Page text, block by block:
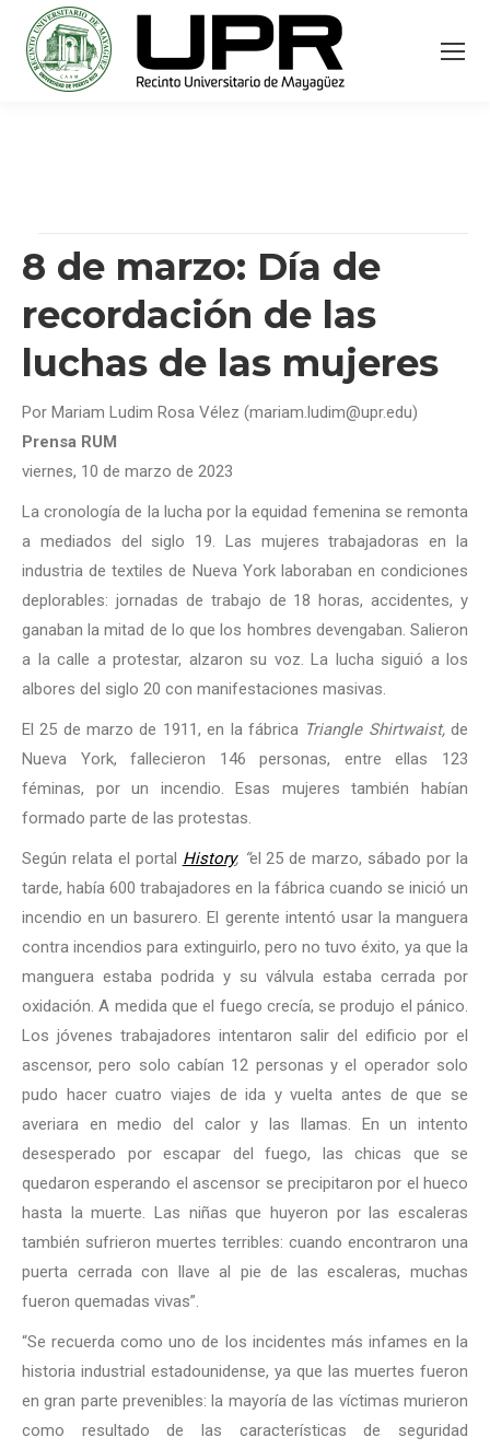
8 de marzo: Día de
recordación de las
luchas de las mujeres
Por Mariam Ludim Rosa Vélez (mariam.ludim@upr.edu)
Prensa RUM
viernes, 10 de marzo de 2023
La cronología de la lucha por la equidad femenina se remonta
a mediados del siglo 19. Las mujeres trabajadoras en la
industria de textiles de Nueva York laboraban en condiciones
deplorables: jornadas de trabajo de 18 horas, accidentes, y
ganaban la mitad de lo que los hombres devengaban. Salieron
a la calle a protestar, alzaron su voz. La lucha siguió a los
albores del siglo 20 con manifestaciones masivas.
El 25 de marzo de 1911, en la fábrica Triangle Shirtwaist,de
Nueva York, fallecieron 146 personas, entre ellas 123
féminas, por un incendio. Esas mujeres también habían
formado parte de las protestas.
Según relata el portal History, “el 25 de marzo, sábado por la
tarde, había 600 trabajadores en la fábrica cuando se inició un
incendio en un basurero. El gerente intentó usar la manguera
contra incendios para extinguirlo, pero no tuvo éxito, ya que la
manguera estaba podrida y su válvula estaba cerrada por
oxidación. A medida que el fuego crecía, se produjo el pánico.
Los jóvenes trabajadores intentaron salir del edificio por el
ascensor, pero solo cabían 12 personas y el operador solo
pudo hacer cuatro viajes de ida y vuelta antes de que se
averiara en medio del calor y las llamas. En un intento
desesperado por escapar del fuego, las chicas que se
quedaron esperando el ascensor se precipitaron por el hueco
hasta la muerte. Las niñas que huyeron por las escaleras
también sufrieron muertes terribles: cuando encontraron una
puerta cerrada con llave al pie de las escaleras, muchas
fueron quemadas vivas”.
“Se recuerda como uno de los incidentes más infames en la
historia industrial estadounidense, ya que las muertes fueron
en gran parte prevenibles: la mayoría de las víctimas murieron
como resultado de las características de seguridad